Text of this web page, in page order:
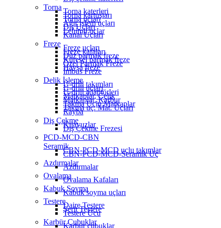
Torna Torna katerleri
Torna kartuşları
Torna uçları
Ağır işlem uçları
Diş Uçları
Lehimli uçlar
Kanal Uçları
Freze Freze uçları
Freze kafaları
Düz parmak freze
Küresel parmak freze
Özel Parmak Freze
Havşa freze
Imbus Freze
Delik İşlemeU-drill takımları
U-drill uçları
U-drill adaptörleri
Matkaplar, Çelik
Matkaplar, Karbur
Takma Uçlu Matkaplar
Takma uç. Mat. Uçları
Rayba
Diş ÇekmeKılavuzlar
Diş Çekme Frezesi
PCD-MCD-CBN
SeramikCBN-PCD-MCD uçlu takımlar
CBN-PCD-MCD-Seramik Uç
AzdırmalarAzdırmalar
OvalamaOvalama Kafaları
Kabuk Soyma
Kabuk soyma uçları
TestereDaire Testere
Şerit Testere
Testere Ucu
Karbür Çubuklar
Karbür çubuklar